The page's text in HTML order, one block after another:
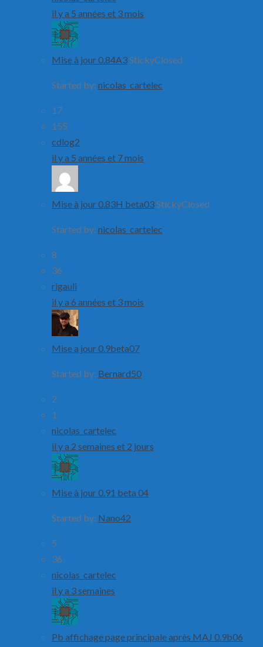
il y a 5 années et 3 mois
Mise à jour 0.84A3 StickyClosed
Started by: nicolas_cartelec
17
155
cdlog2
il y a 5 années et 7 mois
Mise à jour 0.83H beta03 StickyClosed
Started by: nicolas_cartelec
8
36
rigauli
il y a 6 années et 3 mois
Mise a jour 0.9beta07
Started by: Bernard50
2
1
nicolas_cartelec
il y a 2 semaines et 2 jours
Mise à jour 0.91 beta 04
Started by: Nano42
5
36
nicolas_cartelec
il y a 3 semaines
Pb affichage page principale après MAJ 0.9b06